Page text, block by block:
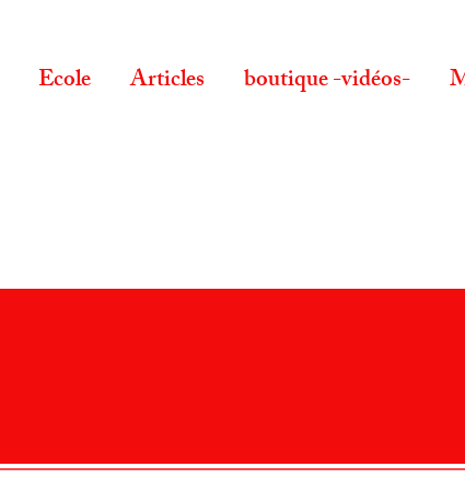
Ecole Articles boutique -vidéos-